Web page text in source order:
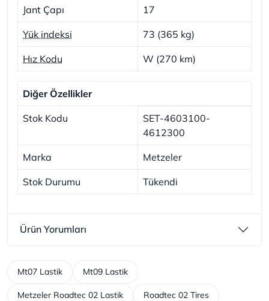
Jant Çapı 17
Yük indeksi 73 (365 kg)
Hız Kodu W (270 km)
Diğer Özellikler
Stok Kodu
SET-4603100-
4612300
Marka Metzeler
Stok Durumu Tükendi
Ürün Yorumları
Mt07 Lastik Mt09 Lastik
Metzeler Roadtec 02 Lastik Roadtec 02 Tires